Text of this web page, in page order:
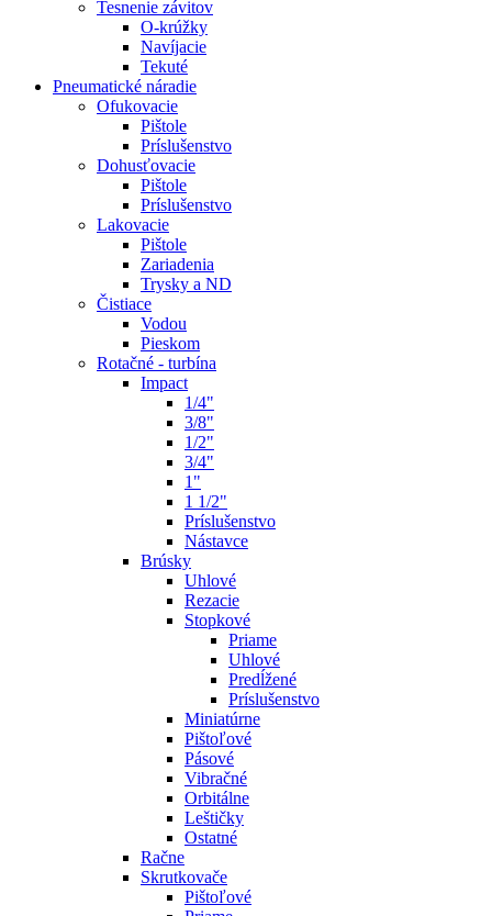
Tesnenie závitov
O-krúžky
Navíjacie
Tekuté
Pneumatické náradie
Ofukovacie
Pištole
Príslušenstvo
Dohusťovacie
Pištole
Príslušenstvo
Lakovacie
Pištole
Zariadenia
Trysky a ND
Čistiace
Vodou
Pieskom
Rotačné - turbína
Impact
1/4"
3/8"
1/2"
3/4"
1"
1 1/2"
Príslušenstvo
Nástavce
Brúsky
Uhlové
Rezacie
Stopkové
Priame
Uhlové
Predĺžené
Príslušenstvo
Miniatúrne
Pištoľové
Pásové
Vibračné
Orbitálne
Leštičky
Ostatné
Račne
Skrutkovače
Pištoľové